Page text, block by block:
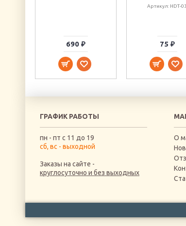
690 ₽
Артикул: HDT-03
75 ₽
ГРАФИК РАБОТЫ
пн - пт с 11 до 19
сб, вс - выходной
Заказы на сайте -
круглосуточно и без выходных
О